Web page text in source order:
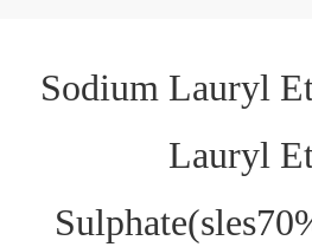
Sodium Lauryl
Lauryl